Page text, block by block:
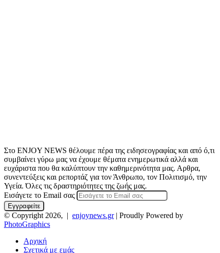
Στο ENJOY NEWS θέλουμε πέρα της ειδησεογραφίας και από ό,τι
συμβαίνει γύρω μας να έχουμε θέματα ενημερωτικά αλλά και
ευχάριστα που θα καλύπτουν την καθημερινότητα μας. Αρθρα,
συνεντεύξεις και ρεπορτάζ για τον Άνθρωπο, τον Πολιτισμό, την
Υγεία. Όλες τις δραστηριότητες της ζωής μας.
Εισάγετε το Email σας
© Copyright 2026, | enjoynews.gr| Proudly Powered by
PhotoGraphics
Αρχική
Σχετικά με εμάς